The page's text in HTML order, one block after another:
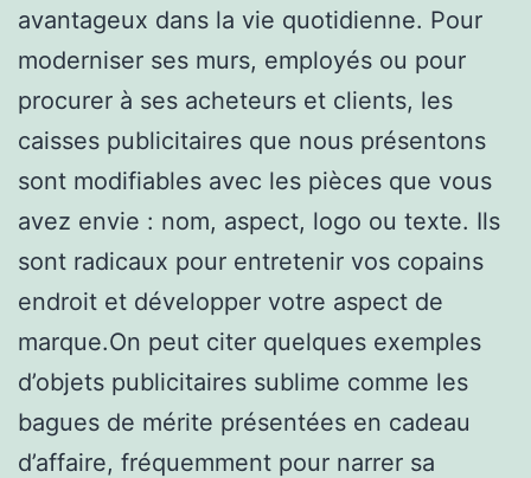
avantageux dans la vie quotidienne. Pour
moderniser ses murs, employés ou pour
procurer à ses acheteurs et clients, les
caisses publicitaires que nous présentons
sont modifiables avec les pièces que vous
avez envie : nom, aspect, logo ou texte. Ils
sont radicaux pour entretenir vos copains
endroit et développer votre aspect de
marque.On peut citer quelques exemples
d’objets publicitaires sublime comme les
bagues de mérite présentées en cadeau
d’affaire, fréquemment pour narrer sa